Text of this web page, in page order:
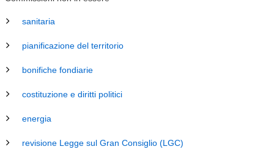
sanitaria
pianificazione del territorio
bonifiche fondiarie
costituzione e diritti politici
energia
revisione Legge sul Gran Consiglio (LGC)